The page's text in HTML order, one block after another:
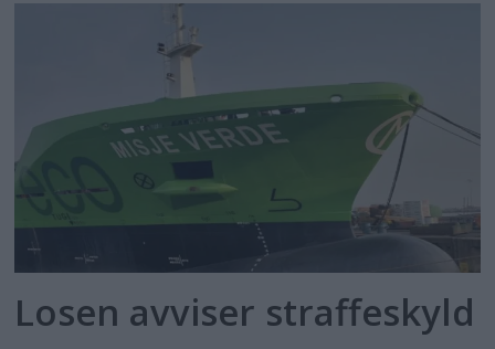
Losen avviser straffeskyld